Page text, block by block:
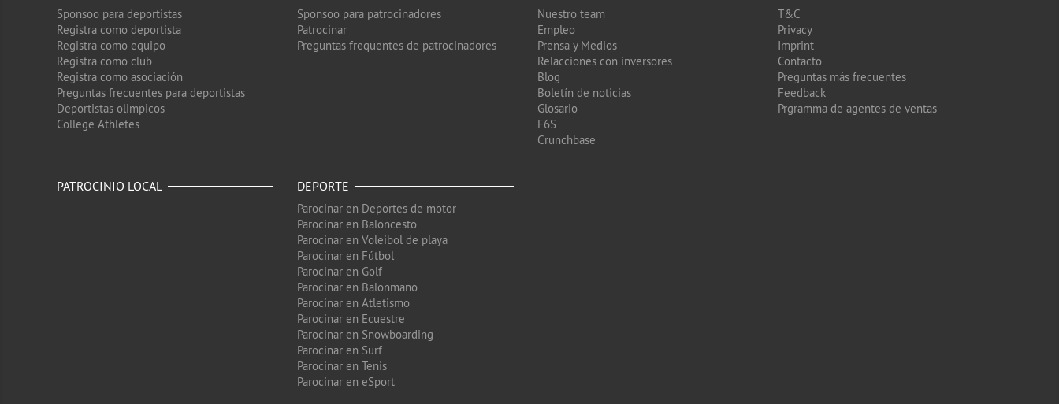
Sponsoo para deportistas
Registra como deportista
Registra como equipo
Registra como club
Registra como asociación
Preguntas frecuentes para deportistas
Deportistas olimpicos
College Athletes
Sponsoo para patrocinadores
Patrocinar
Preguntas frequentes de patrocinadores
Nuestro team
Empleo
Prensa y Medios
Relacciones con inversores
Blog
Boletín de noticias
Glosario
F6S
Crunchbase
T&C
Privacy
Imprint
Contacto
Preguntas más frecuentes
Feedback
Prgramma de agentes de ventas
PATROCINIO LOCAL DEPORTE
Parocinar en Deportes de motor
Parocinar en Baloncesto
Parocinar en Voleibol de playa
Parocinar en Fútbol
Parocinar en Golf
Parocinar en Balonmano
Parocinar en Atletismo
Parocinar en Ecuestre
Parocinar en Snowboarding
Parocinar en Surf
Parocinar en Tenis
Parocinar en eSport